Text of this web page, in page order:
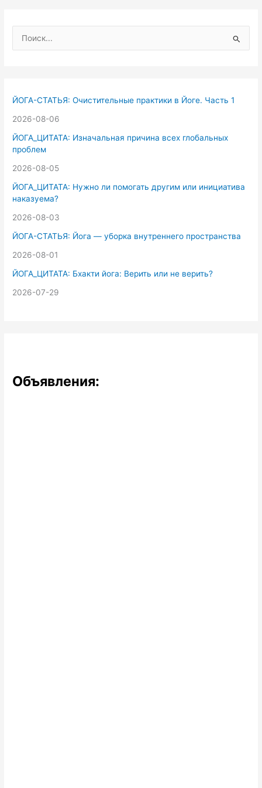
о
к
ЙОГА-СТАТЬЯ: Очистительные практики в Йоге. Часть 1
2026-08-06
ЙОГА_ЦИТАТА: Изначальная причина всех глобальных
проблем
2026-08-05
ЙОГА_ЦИТАТА: Нужно ли помогать другим или инициатива
наказуема?
2026-08-03
ЙОГА-СТАТЬЯ: Йога — уборка внутреннего пространства
2026-08-01
ЙОГА_ЦИТАТА: Бхакти йога: Верить или не верить?
2026-07-29
Объявления: